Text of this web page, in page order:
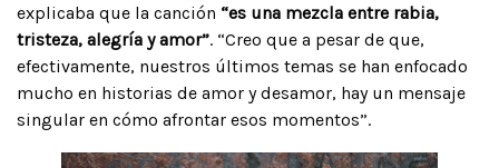
explicaba que la canción “es una mezcla entre rabia,
tristeza, alegría y amor”. “Creo que a pesar de que,
efectivamente, nuestros últimos temas se han enfocado
mucho en historias de amor y desamor, hay un mensaje
singular en cómo afrontar esos momentos”.